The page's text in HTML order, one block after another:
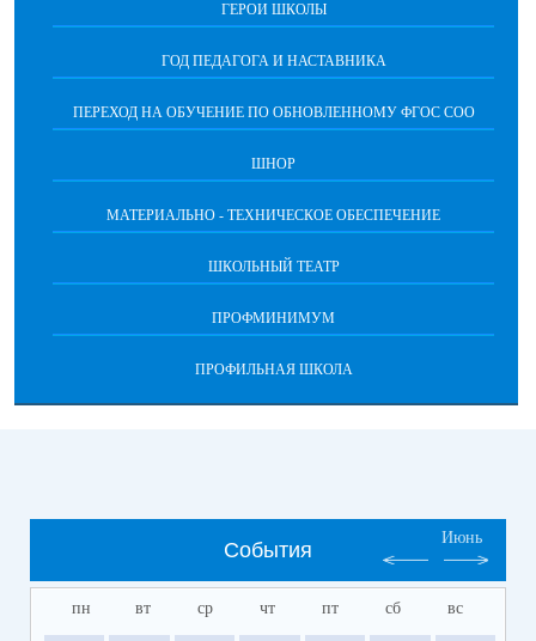
ГЕРОИ ШКОЛЫ
ГОД ПЕДАГОГА И НАСТАВНИКА
ПЕРЕХОД НА ОБУЧЕНИЕ ПО ОБНОВЛЕННОМУ ФГОС СОО
ШНОР
МАТЕРИАЛЬНО - ТЕХНИЧЕСКОЕ ОБЕСПЕЧЕНИЕ
ШКОЛЬНЫЙ ТЕАТР
ПРОФМИНИМУМ
ПРОФИЛЬНАЯ ШКОЛА
События
Июнь
пн вт ср чт пт сб вс